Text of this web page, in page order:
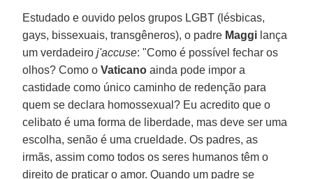
Estudado e ouvido pelos grupos LGBT (lésbicas,
gays, bissexuais, transgêneros), o padre Maggi lança
um verdadeiroj'accuse: "Como é possível fechar os
olhos? Como oVaticano ainda pode impor a
castidade como único caminho de redenção para
quem se declara homossexual? Eu acredito que o
celibato é uma forma de liberdade, mas deve ser uma
escolha, senão é uma crueldade. Os padres, as
irmãs, assim como todos os seres humanos têm o
direito de praticar o amor. Quando um padre se